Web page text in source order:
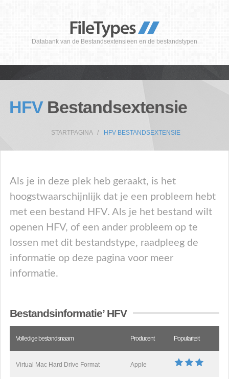
Databank van de Bestandsextensieen en de bestandstypen
HFVBestandsextensie
STARTPAGINA HFV BESTANDSEXTENSIE
Als je in deze plek heb geraakt, is het
hoogstwaarschijnlijk dat je een probleem hebt
met een bestand HFV. Als je het bestand wilt
openen HFV, of een ander probleem op te
lossen met dit bestandstype, raadpleeg de
informatie op deze pagina voor meer
informatie.
Bestandsinformatie’ HFV
Volledige bestandsnaam Producent Populariteit
Virtual Mac Hard Drive Format Apple